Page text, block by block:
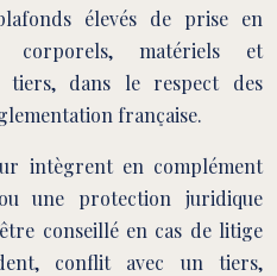
élevés de prise en
corporels, matériels et
tiers, dans le respect des
française.
intègrent en complément
une protection juridique
conseillé en cas de litige
conflit avec un tiers,